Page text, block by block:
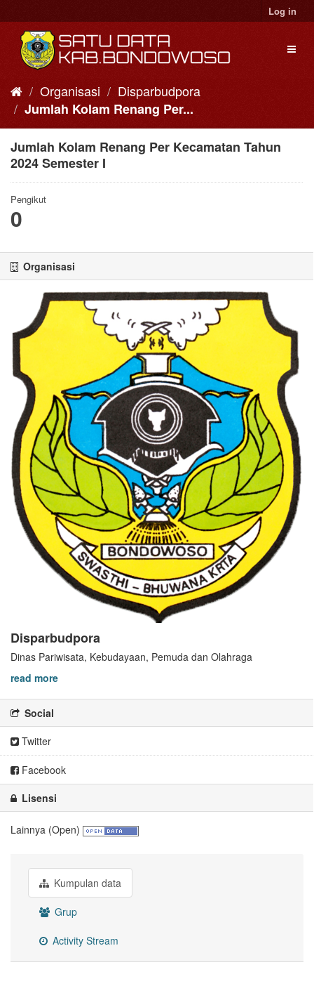
to
content
Log in
Organisasi
Disparbudpora
Jumlah Kolam Renang Per...
Jumlah Kolam Renang Per Kecamatan Tahun
2024 Semester I
Pengikut
0
Organisasi
Disparbudpora
Dinas Pariwisata, Kebudayaan, Pemuda dan Olahraga
read more
Social
Twitter
Facebook
Lisensi
Lainnya (Open)
Kumpulan data
Grup
Activity Stream